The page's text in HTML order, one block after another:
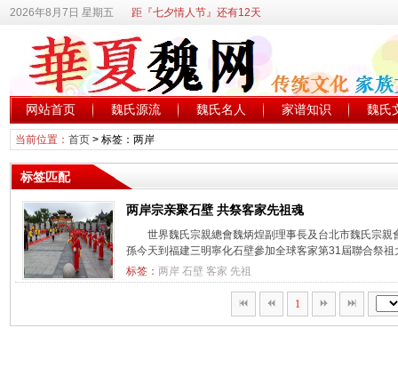
2026年8月7日 星期五 距『七夕情人节』还有12天
网站首页 魏氏源流 魏氏名人 家谱知识 魏氏
当前位置： 首页> 标签：两岸
标签匹配
两岸宗亲聚石壁 共祭客家先祖魂
世界魏氏宗親總會魏炳煌副理事長及台北市魏氏宗
孫今天到福建三明寧化石壁參加全球客家第31屆聯合祭祖
标签： 两岸 石壁 客家 先祖
1